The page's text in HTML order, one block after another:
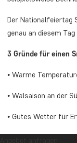
Der Nationalfeiertag
genau an diesem
3 Gründe für einen
• Warme
• Walsaison an der
• Gutes Wetter für